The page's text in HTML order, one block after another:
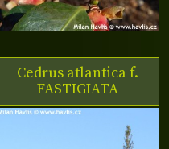
Cedrus atlantica f.
FASTIGIATA